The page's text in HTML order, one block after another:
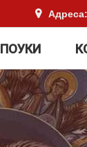
Адреса:
ПОУКИ